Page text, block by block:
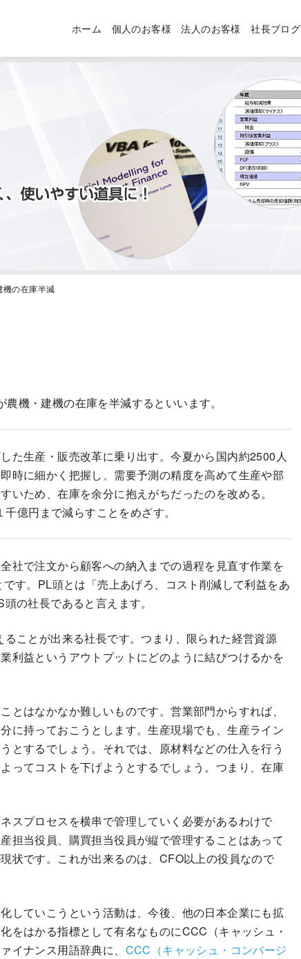
ホーム 個人のお客様 法人のお客様 社長ブログ
機の在庫半減
機・建機の在庫を半減するといいます。
た生産・販売改革に乗り出す。今夏から国内約2500人
時に細かく把握し、需要予測の精度を高めて生産や部
ため、在庫を余分に抱えがちだったのを改める。
億円まで減らすことをめざす。
社で注文から顧客への納入までの過程を見直す作業を
す。PL頭とは「売上あげろ、コスト削減して利益をあ
の社長であると言えます。
ことが出来る社長です。つまり、限られた経営資源
利益というアウトプットにどのように結びつけるかを
はなかなか難しいものです。営業部門からすれば、
に持っておこうとします。生産現場でも、生産ライン
とするでしょう。それでは、原材料などの仕入を行う
ってコストを下げようとするでしょう。つまり、在庫
スプロセスを横串で管理していく必要があるわけで
担当役員、購買担当役員が縦で管理することはあって
状です。これが出来るのは、CFO以上の役員なので
していこうという活動は、今後、他の日本企業にも拡
をはかる指標として有名なものにCCC（キャッシュ・
イナンス用語辞典に、 CCC（キャッシュ・コンバージ